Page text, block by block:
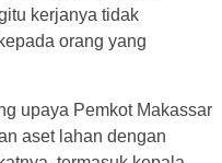
kerjanya tidak
orang yang
upaya Pemkot Makassar
aset lahan dengan